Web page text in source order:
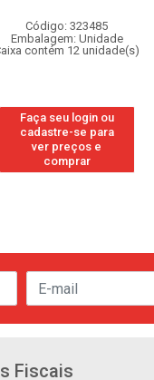
Código: 323485
Embalagem: Unidade
contém 12 unidade(s)
Faça seu login ou
cadastre-se para
ver preços e
comprar
Fiscais